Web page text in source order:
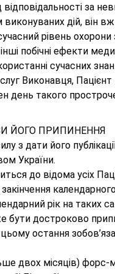
за
дій, він
рівень
інші побічні ефекти
сучасних знань
Виконавця,
такого
ЙОГО ПРИПИНЕННЯ
з дати його
України.
до відома усіх
рік на таких
бути достроково
остання
двох місяців)